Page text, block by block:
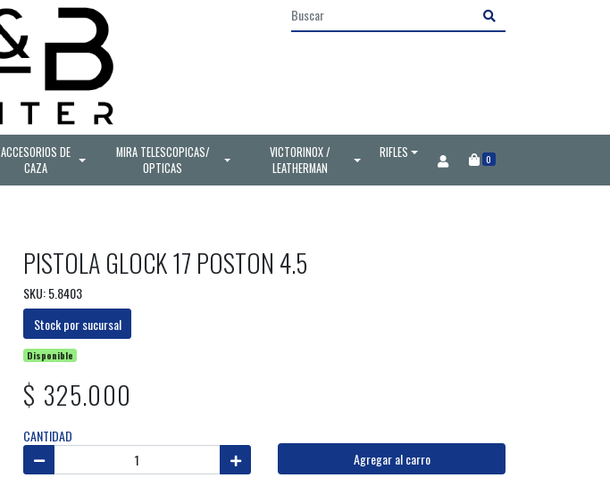
ACCESORIOS DE
CAZA
MIRA TELESCOPICAS/
OPTICAS
VICTORINOX /
LEATHERMAN
RIFLES 0
PISTOLA GLOCK 17 POSTON 4.5
SKU: 5.8403
Stock por sucursal
Disponible
$ 325.000
CANTIDAD
Agregar al carro